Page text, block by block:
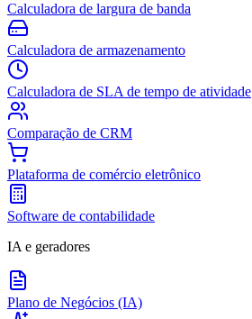
Calculadora de largura de banda
Calculadora de armazenamento
Calculadora de SLA de tempo de atividade
Comparação de CRM
Plataforma de comércio eletrônico
Software de contabilidade
IA e geradores
Plano de Negócios (IA)